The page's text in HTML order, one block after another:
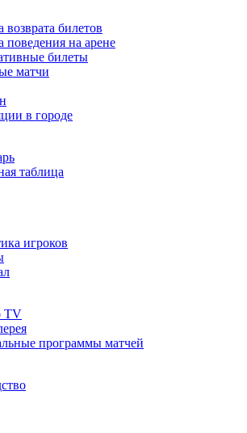
возврата билетов
поведения на арене
билеты
матчи
в городе
таблица
игроков
TV
программы матчей